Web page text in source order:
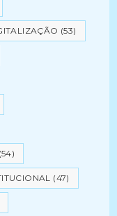
(53)
(54)
(47)